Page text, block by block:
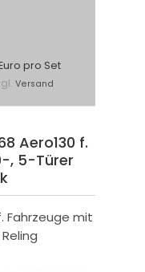
pro Set
Versand
Aero130 f.
, 5-Türer
Fahrzeuge mit